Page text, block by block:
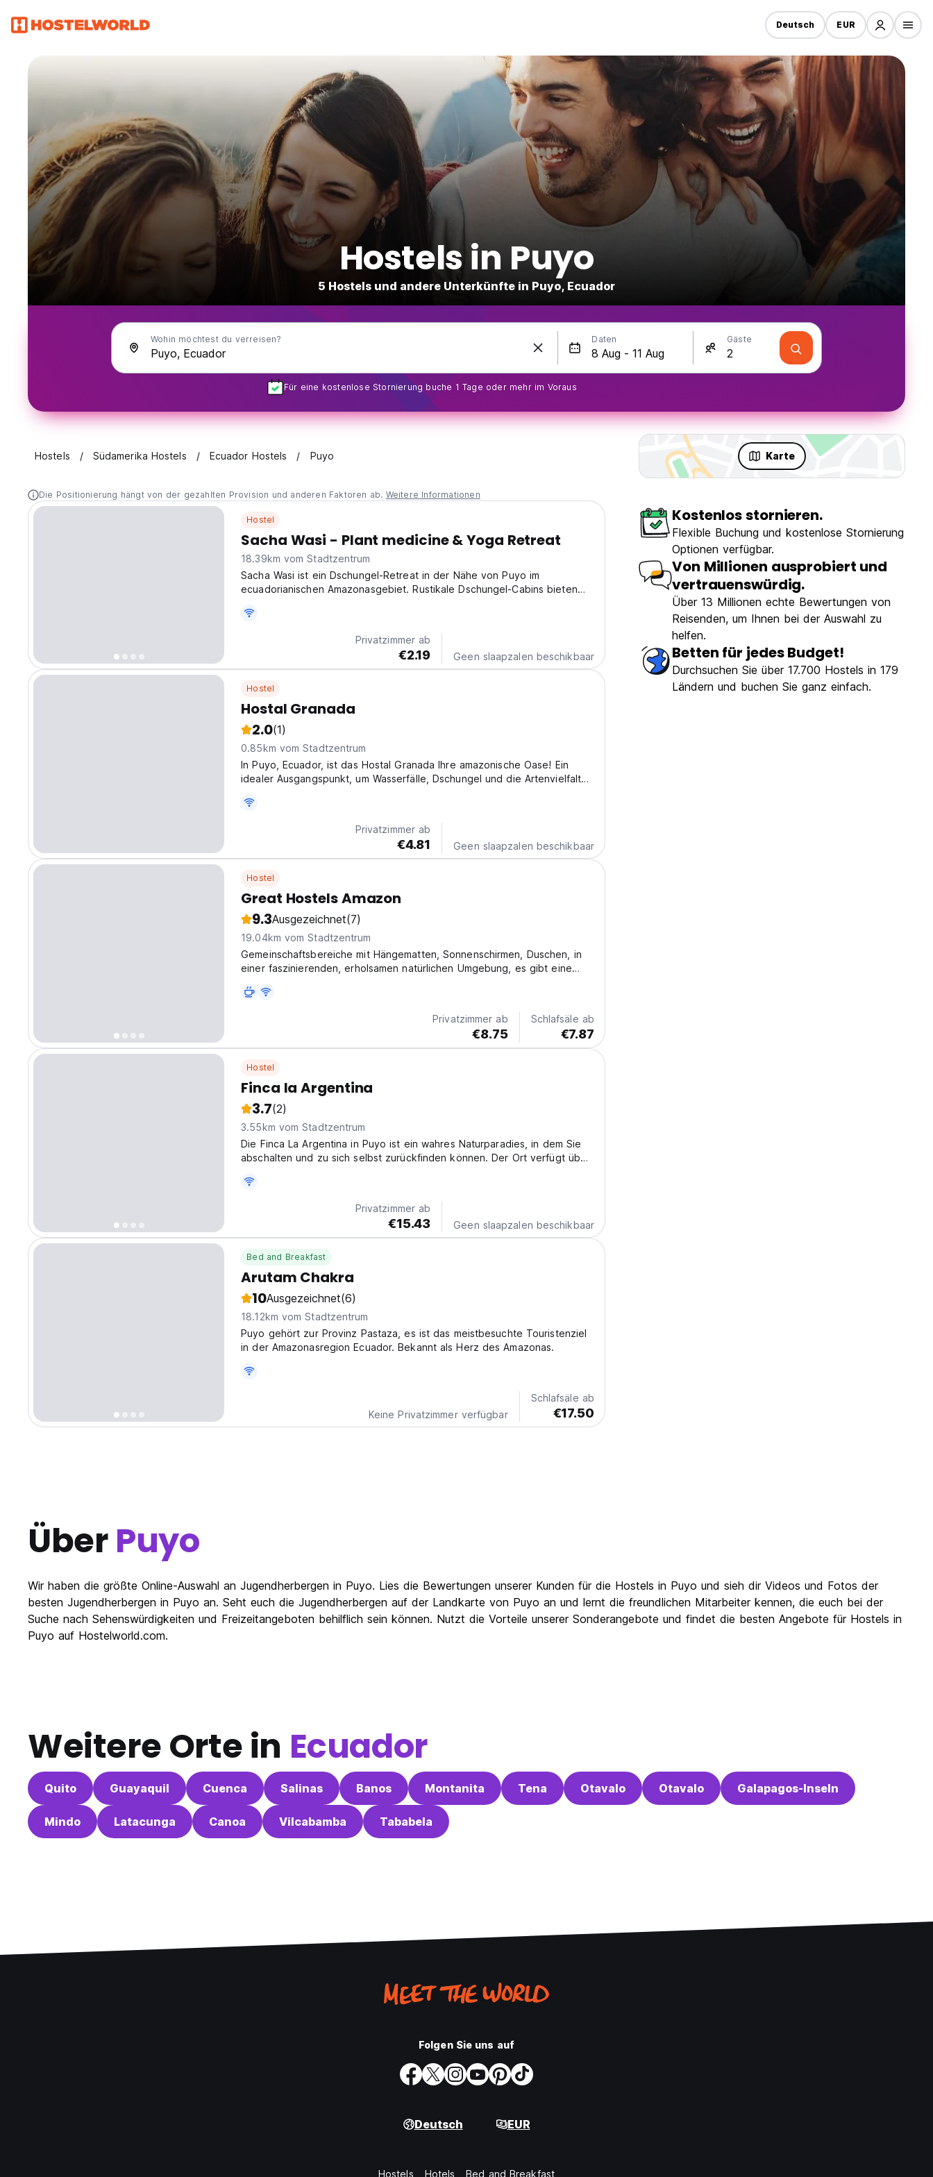
Deutsch EUR
Hostels in Puyo
5 Hostels und andere Unterkünfte in Puyo, Ecuador
Wohin möchtest du verreisen? Daten Gäste
Für eine kostenlose Stornierung buche 1 Tage oder mehr im Voraus
Hostels Südamerika Hostels Ecuador Hostels Puyo Karte
Die Positionierung hängt von der gezahlten Provision und anderen Faktoren ab. Weitere Informationen
Hostel
Sacha Wasi - Plant medicine & Yoga Retreat
18.39km vom Stadtzentrum
Sacha Wasi ist ein Dschungel-Retreat in der Nähe von Puyo im
ecuadorianischen Amazonasgebiet. Rustikale Dschungel-Cabins bieten
Reisende. (Auto-translated from original language)
Privatzimmer ab
€2.19 Geen slaapzalen beschikbaar
Hostel
Hostal Granada
2.0(1)
0.85km vom Stadtzentrum
In Puyo, Ecuador, ist das Hostal Granada Ihre amazonische Oase! Ein
idealer Ausgangspunkt, um Wasserfälle, Dschungel und die Artenvielfalt
(Auto-translated from original language)
Privatzimmer ab
€4.81 Geen slaapzalen beschikbaar
Hostel
Great Hostels Amazon
9.3Ausgezeichnet(7)
19.04km vom Stadtzentrum
Gemeinschaftsbereiche mit Hängematten, Sonnenschirmen, Duschen, in
einer faszinierenden, erholsamen natürlichen Umgebung, es gibt eine
Privatzimmer ab
€8.75
Schlafsäle ab
€7.87
Hostel
Finca la Argentina
3.7(2)
3.55km vom Stadtzentrum
Die Finca La Argentina in Puyo ist ein wahres Naturparadies, in dem Sie
abschalten und zu sich selbst zurückfinden können. Der Ort verfügt über
in der Sie in völliger Harmonie mit der...
Privatzimmer ab
€15.43 Geen slaapzalen beschikbaar
Bed and Breakfast
Arutam Chakra
10Ausgezeichnet(6)
18.12km vom Stadtzentrum
Puyo gehört zur Provinz Pastaza, es ist das meistbesuchte Touristenziel
in der Amazonasregion Ecuador. Bekannt als Herz des Amazonas.
Keine Privatzimmer verfügbar
Schlafsäle ab
€17.50
Kostenlos stornieren.
Flexible Buchung und kostenlose Stornierung
Optionen verfügbar.
Von Millionen ausprobiert und
vertrauenswürdig.
Über 13 Millionen echte Bewertungen von
Reisenden, um Ihnen bei der Auswahl zu
helfen.
Betten für jedes Budget!
Durchsuchen Sie über 17.700 Hostels in 179
Ländern und buchen Sie ganz einfach.
ÜberPuyo
Wir haben die größte Online-Auswahl an Jugendherbergen in Puyo. Lies die Bewertungen unserer Kunden für die Hostels in Puyo und sieh dir Videos und Fotos der
besten Jugendherbergen in Puyo an. Seht euch die Jugendherbergen auf der Landkarte von Puyo an und lernt die freundlichen Mitarbeiter kennen, die euch bei der
Suche nach Sehenswürdigkeiten und Freizeitangeboten behilflich sein können. Nutzt die Vorteile unserer Sonderangebote und findet die besten Angebote für Hostels in
Puyo auf Hostelworld.com.
Weitere Orte in Ecuador
Quito Guayaquil Cuenca Salinas Banos Montanita Tena Otavalo Otavalo Galapagos-Inseln
Mindo Latacunga Canoa Vilcabamba Tababela
Folgen Sie uns auf
Deutsch EUR
Hostels Hotels Bed and Breakfast